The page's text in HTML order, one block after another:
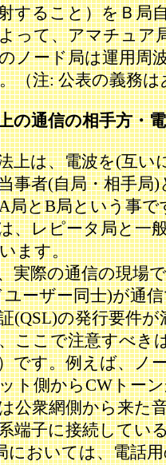
すること）をＢ局
って、アマチュア
ノード局は運用周
（注: 公表の義務
の通信の相手方・
は、電波を(互い
事者(自局・相手局
局とB局という事
、レピータ局と一
ます。
際の通信の現場で
ーザー同士)が通
(QSL)の発行要件
こで注意すべき
です。例えば、ノ
ト側からCWトー
公衆網側から来た
端子に接続してい
においては、電話